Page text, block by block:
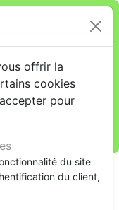
4, rue Audubon
close
au retrait en
passer vos
de la Bible
shopping_cart
offrir la
cookies
pour
du site
du client,